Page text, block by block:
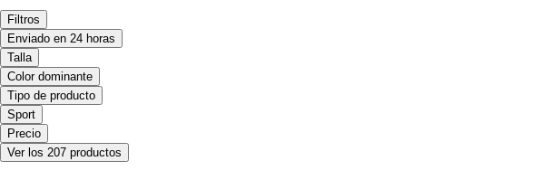
Filtros
Enviado en 24 horas
Talla
Color dominante
Tipo de producto
Sport
Precio
Ver los 207 productos